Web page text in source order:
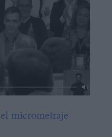
micrometraje